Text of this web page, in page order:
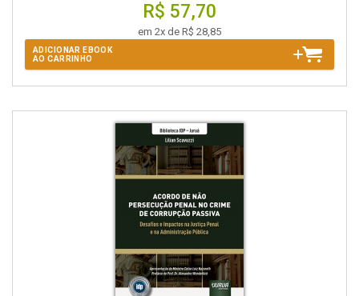
R$ 57,70
em 2x de R$ 28,85
ADICIONAR EBOOK
AO CARRINHO